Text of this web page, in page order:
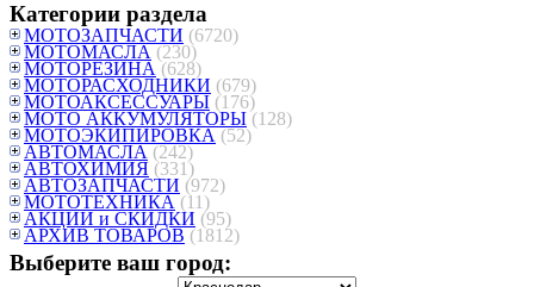
Категории раздела
МОТОЗАПЧАСТИ (6720)
МОТОМАСЛА (230)
МОТОРЕЗИНА (628)
МОТОРАСХОДНИКИ (679)
МОТОАКСЕССУАРЫ (176)
МОТО АККУМУЛЯТОРЫ (128)
МОТОЭКИПИРОВКА (52)
АВТОМАСЛА (242)
АВТОХИМИЯ (331)
АВТОЗАПЧАСТИ (972)
МОТОТЕХНИКА (11)
АКЦИИ и СКИДКИ (95)
АРХИВ ТОВАРОВ (1812)
Выберите ваш город: